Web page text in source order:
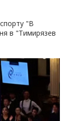
"В
в "Тимирязев